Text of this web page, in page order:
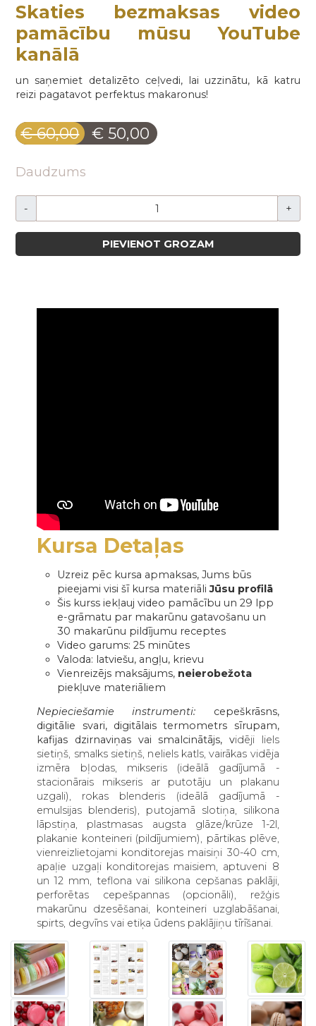
Skaties bezmaksas video
pamācību mūsu YouTube
kanālā
un saņemiet detalizēto ceļvedi, lai uzzinātu, kā katru
reizi pagatavot perfektus makaronus!
€ 60,00 € 50,00
Daudzums
- +
PIEVIENOT GROZAM
Kursa Detaļas
Uzreiz pēc kursa apmaksas, Jums būs
pieejami visi šī kursa materiāliJūsu profilā
Šis kurss iekļauj video pamācību un 29 lpp
e-grāmatu par makarūnu gatavošanu un
30 makarūnu pildījumu receptes
Video garums: 25 minūtes
Valoda: latviešu, angļu, krievu
Vienreizējs maksājums, neierobežota
piekļuve materiāliem
Nepieciešamie instrumenti: cepeškrāsns,
digitālie svari, digitālais termometrs sīrupam,
kafijas dzirnaviņas vai smalcinātājs, vidēji liels
sietiņš, smalks sietiņš, neliels katls, vairākas vidēja
izmēra bļodas, mikseris (ideālā gadījumā -
stacionārais mikseris ar putotāju un plakanu
uzgali), rokas blenderis (ideālā gadījumā -
emulsijas blenderis), putojamā slotiņa, silikona
lāpstiņa, p lastmasas augsta glāze/krūze 1-2l,
p lakanie konteineri (pildījumiem), pārtikas plēve,
vienreizlietojami konditorejas maisiņi 30-40 cm,
apaļie uzgaļi konditorejas maisiem, aptuveni 8
un 12 mm, teflona vai silikona cepšanas paklāji,
perforētas cepešpannas (opcionāli), režģis
makarūnu dzesēšanai, konteineri uzglabāšanai,
spirts, degvīns vai etiķa ūdens paklājiņu tīrīšanai.